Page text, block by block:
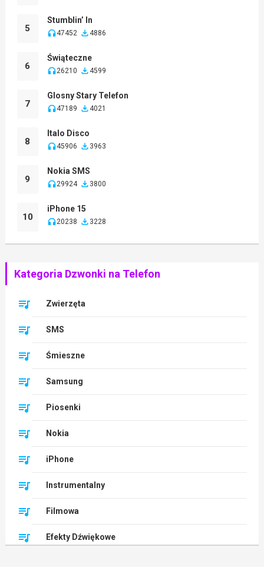
5
Stumblin’ In
47452 4886
6
Świąteczne
26210 4599
7
Glosny Stary Telefon
47189 4021
8
Italo Disco
45906 3963
9
Nokia SMS
29924 3800
10
iPhone 15
20238 3228
Kategoria Dzwonki na Telefon
Zwierzęta
SMS
Śmieszne
Samsung
Piosenki
Nokia
iPhone
Instrumentalny
Filmowa
Efekty Dźwiękowe